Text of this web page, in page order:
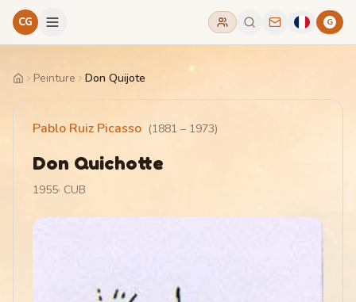
CG G
HomePeinture Don Quijote
Pablo Ruiz Picasso (1881 – 1973)
Don Quichotte
1955· CUB